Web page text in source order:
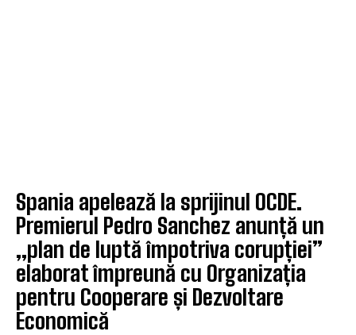
Spania apelează la sprijinul OCDE.
Premierul Pedro Sanchez anunță un
„plan de luptă împotriva corupției”
elaborat împreună cu Organizația
pentru Cooperare și Dezvoltare
Economică